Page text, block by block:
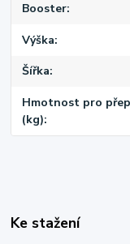
Booster
Výška
Šířka
Hmotnost pro
(kg)
Ke stažení